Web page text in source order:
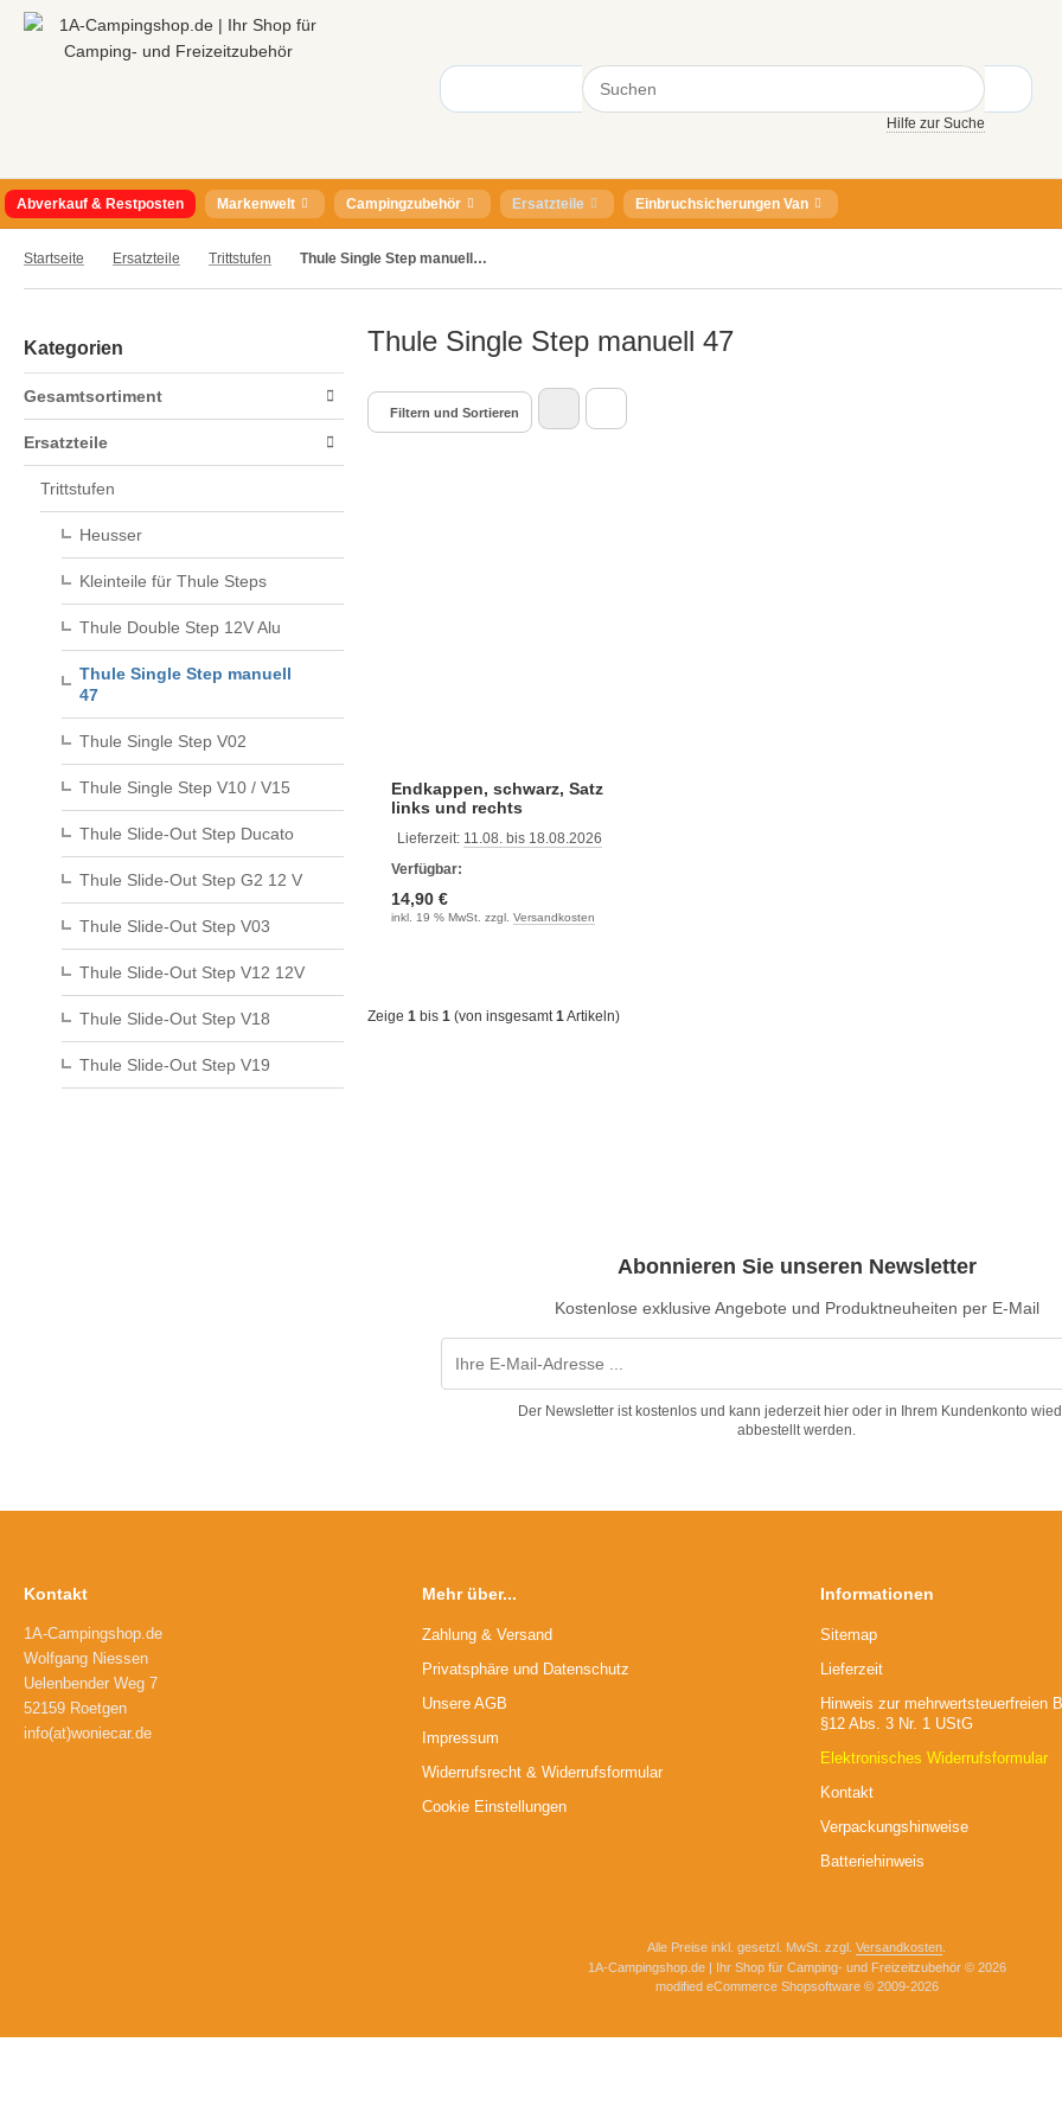
Hilfe zur Suche
Abverkauf & Restposten Markenwelt Campingzubehör Ersatzteile Einbruchsicherungen Van
Startseite Ersatzteile Trittstufen Thule Single Step manuell 47
Kategorien
Gesamtsortiment
Ersatzteile
Trittstufen
Heusser
Kleinteile für Thule Steps
Thule Double Step 12V Alu
Thule Single Step manuell
47
Thule Single Step V02
Thule Single Step V10 / V15
Thule Slide-Out Step Ducato
Thule Slide-Out Step G2 12 V
Thule Slide-Out Step V03
Thule Slide-Out Step V12 12V
Thule Slide-Out Step V18
Thule Slide-Out Step V19
Thule Single Step manuell 47
Filtern und Sortieren
Endkappen, schwarz, Satz
links und rechts
Lieferzeit: 11.08. bis 18.08.2026
Verfügbar:
14,90 €
inkl. 19 % MwSt. zzgl. Versandkosten
Zeige 1 bis 1 (von insgesamt1Artikeln)
Abonnieren Sie unseren Newsletter
Kostenlose exklusive Angebote und Produktneuheiten per E-Mail
Der Newsletter ist kostenlos und kann jederzeit hier oder in Ihrem Kundenkonto
abbestellt werden.
Kontakt
1A-Campingshop.de
Wolfgang Niessen
Uelenbender Weg 7
52159 Roetgen
info(at)woniecar.de
Mehr über...
Zahlung & Versand
Privatsphäre und Datenschutz
Unsere AGB
Impressum
Widerrufsrecht & Widerrufsformular
Cookie Einstellungen
Informationen
Sitemap
Lieferzeit
Hinweis zur mehrwertsteuerfreien
§12 Abs. 3 Nr. 1 UStG
Elektronisches Widerrufsformular
Kontakt
Verpackungshinweise
Batteriehinweis
Alle Preise inkl. gesetzl. MwSt. zzgl. Versandkosten
1A-Campingshop.de | Ihr Shop für Camping- und Freizeitzubehör © 2026
modified eCommerce Shopsoftware © 2009-2026